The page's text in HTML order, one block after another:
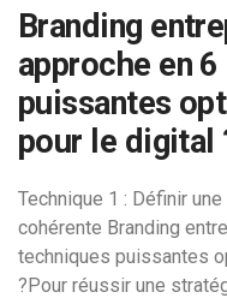
Branding
approche en
puissantes
pour le digital
Technique 1 : Définir
cohérente Branding
techniques puissantes
?Pour réussir une